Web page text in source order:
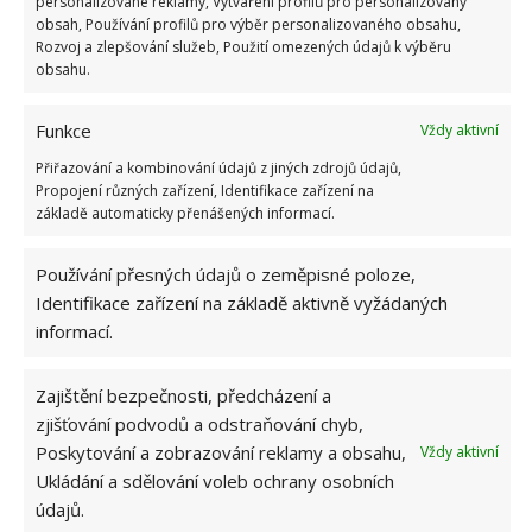
obsah, Používání profilů pro výběr personalizovaného obsahu,
Rozvoj a zlepšování služeb, Použití omezených údajů k výběru
obsahu.
Funkce
Vždy aktivní
Přiřazování a kombinování údajů z jiných zdrojů údajů,
Propojení různých zařízení, Identifikace zařízení na
základě automaticky přenášených informací.
Používání přesných údajů o zeměpisné poloze,
Identifikace zařízení na základě aktivně vyžádaných
informací.
Zajištění bezpečnosti, předcházení a
zjišťování podvodů a odstraňování chyb,
Poskytování a zobrazování reklamy a obsahu,
Ukládání a sdělování voleb ochrany osobních
údajů.
Vždy aktivní
Zdroj: Redakce, Milan Juha